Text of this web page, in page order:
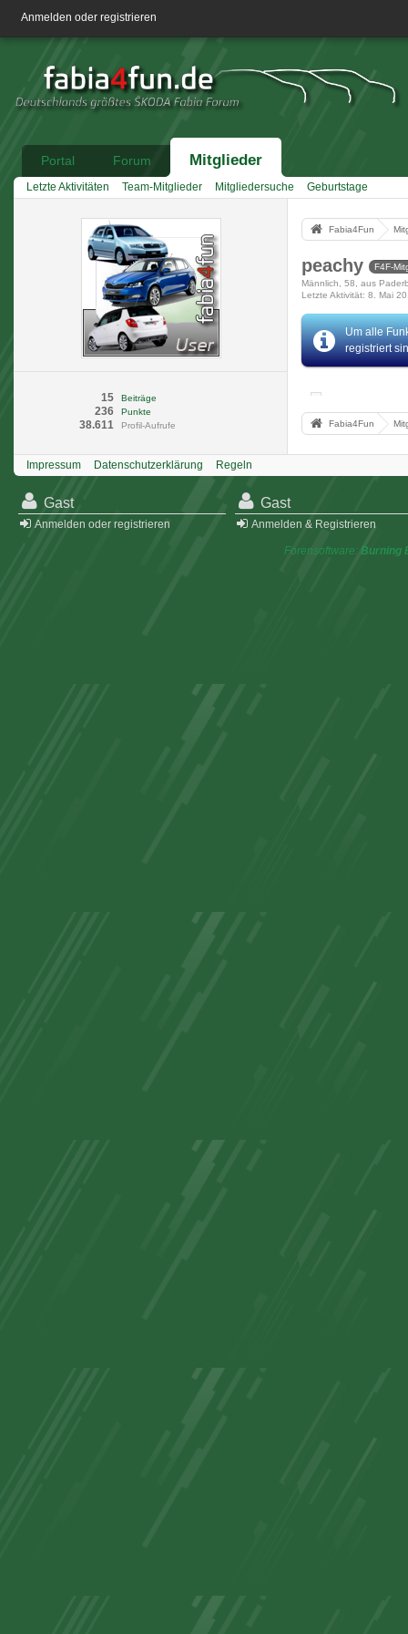
Anmelden oder registrieren
Portal Forum Mitglieder
Letzte Aktivitäten Team-Mitglieder Mitgliedersuche Geburtstage
Beiträge
15
Punkte
236
Profil-Aufrufe
38.611
Fabia4Fun
peachy
F4F-
Männlich
58
aus
Letzte Aktivität 8. Mai
Um alle
registriert
Fabia4Fun
Impressum Datenschutzerklärung Regeln
Gast
Anmelden oder registrieren
Gast
Anmelden & Registrieren
Forensoftware: Burning